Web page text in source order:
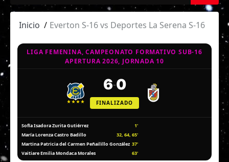
Inicio Everton S-16 vs Deportes La Serena S-16
LIGA FEMENINA, CAMPEONATO FORMATIVO SUB-16
APERTURA 2026, JORNADA 10
6-0
FINALIZADO
Sofía Isadora Zurita Gutiérrez
1'
María Lorenza Castro Badillo
32, 64, 65'
Martina Patricia del Carmen Peñailillo González 37'
Vaitiare Emilia Mondaca Morales
63'